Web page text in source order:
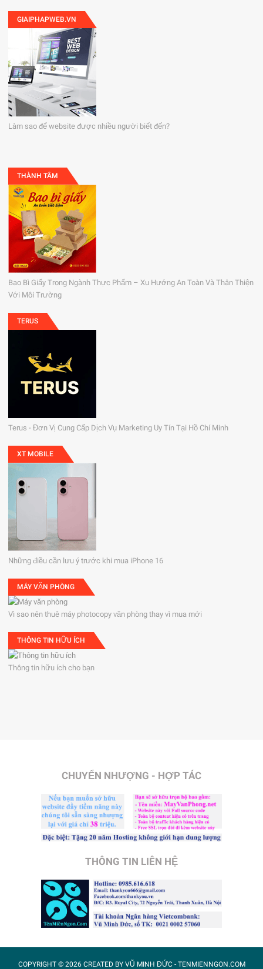
GIAIPHAPWEB.VN
Làm sao để website được nhiều người biết đến?
THÀNH TÂM
Bao Bì Giấy Trong Ngành Thực Phẩm – Xu Hướng An Toàn Và Thân Thiện
Với Môi Trường
TERUS
Terus - Đơn Vị Cung Cấp Dịch Vụ Marketing Uy Tín Tại Hồ Chí Minh
XT MOBILE
Những điều cần lưu ý trước khi mua iPhone 16
MÁY VĂN PHÒNG
Vì sao nên thuê máy photocopy văn phòng thay vì mua mới
THÔNG TIN HỮU ÍCH
Thông tin hữu ích cho bạn
CHUYỂN NHƯỢNG - HỢP TÁC
THÔNG TIN LIÊN HỆ
COPYRIGHT © 2026 CREATED BY VŨ MINH ĐỨC- TENMIENNGON.COM